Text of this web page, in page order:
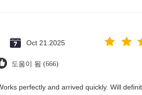
Oct 21.2025
도움이 됨 (666)
perfectly and arrived quickly. Will